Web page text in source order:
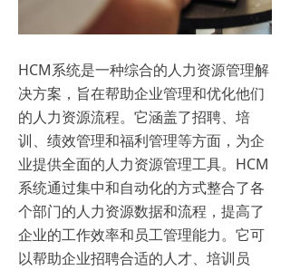
HCM系统是一种综合的人力资源管理解
决方案，旨在帮助企业管理和优化他们
的人力资源流程。它涵盖了招聘、培
训、绩效管理和福利管理等方面，为企
业提供全面的人力资源管理工具。HCM
系统通过集中和自动化的方式整合了各
个部门的人力资源数据和流程，提高了
企业的工作效率和员工管理能力。它可
以帮助企业招聘合适的人才、培训员